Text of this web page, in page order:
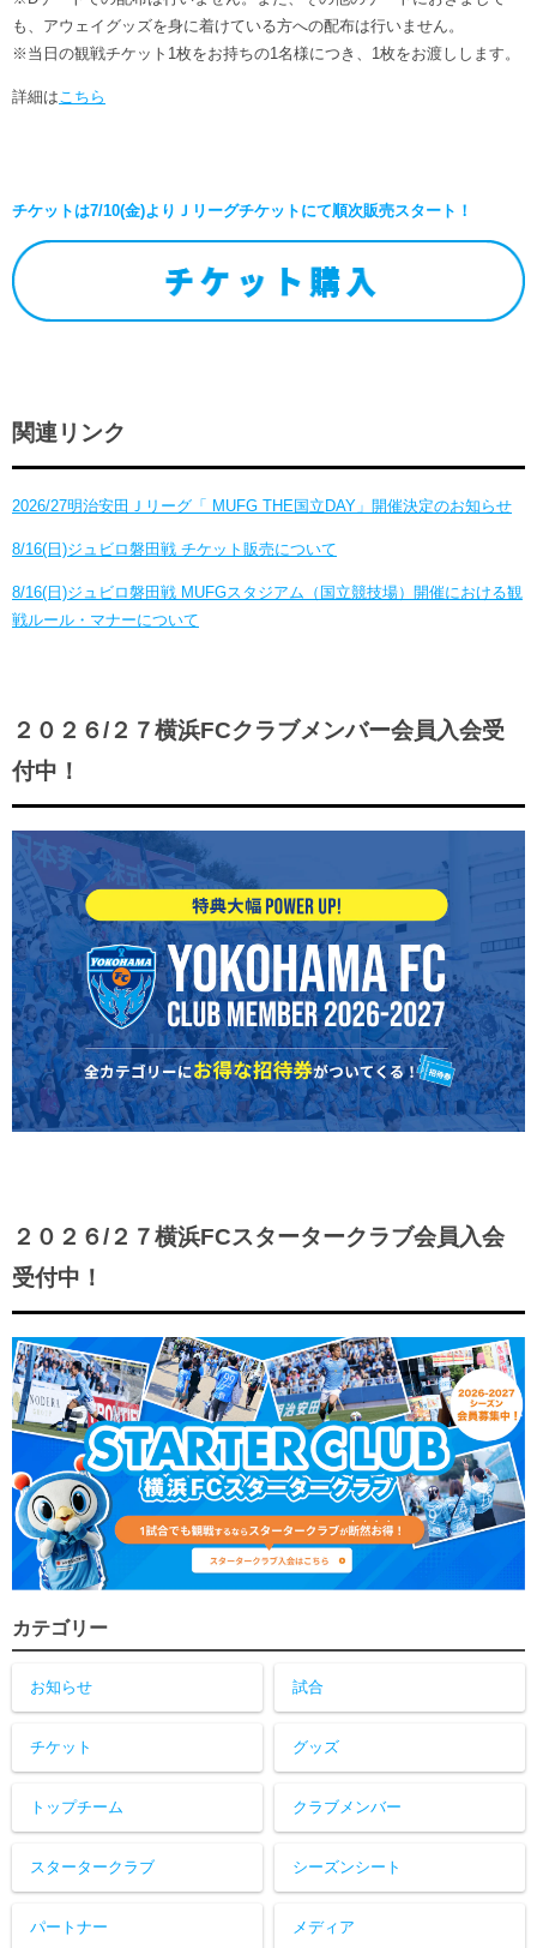
も、アウェイグッズを身に着けている方への配布は行いません。
※当日の観戦チケット1枚をお持ちの1名様につき、1枚をお渡しします。
詳細は こちら
チケットは7/10(金)よりＪリーグチケットにて順次販売スタート！
関連リンク
2026/27明治安田Ｊリーグ「 MUFG THE国立DAY」開催決定のお知らせ
8/16(日)ジュビロ磐田戦 チケット販売について
8/16(日)ジュビロ磐田戦 MUFGスタジアム（国⽴競技場）開催における観
戦ルール・マナーについて
２０２６/２７横浜FCクラブメンバー会員入会受
付中！
２０２６/２７横浜FCスタータークラブ会員入会
受付中！
カテゴリー
お知らせ 試合
チケット グッズ
トップチーム クラブメンバー
スタータークラブ シーズンシート
パートナー メディア